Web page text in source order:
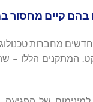
בהם קיים מחסור
מחברות
המתקנים הללו –